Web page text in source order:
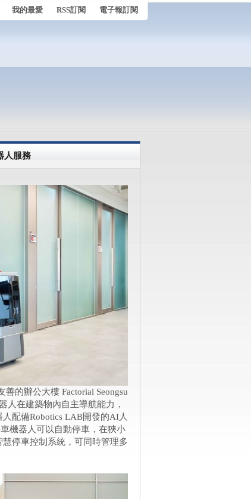
我的最愛 RSS訂閱 電子報訂閱
人服務
的辦公大樓 Factorial Seongsu
人在建築物內自主導航能力，
配備Robotics LAB開發的AI人
機器人可以自動停車，在狹小
停車控制系統，可同時管理多